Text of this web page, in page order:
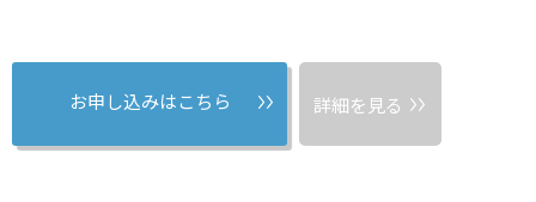
お申し込みはこちら 詳細を見る